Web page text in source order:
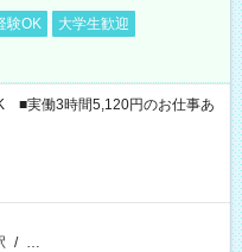
験OK
大学生歓迎
■実働3時間5,120円のお仕事あ
/ …